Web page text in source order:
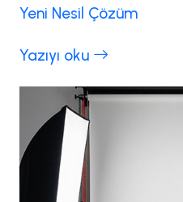
Yeni Nesil Çözüm
Yazıyı oku